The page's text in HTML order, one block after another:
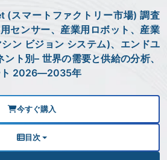
(スマートファクトリー市場) 調査
センサー、産業用ロボット、産業
ン ビジョン システム)、エンドユ
ト別– 世界の需要と供給の分析、
ト 2026―2035年
今すぐ購入
目次